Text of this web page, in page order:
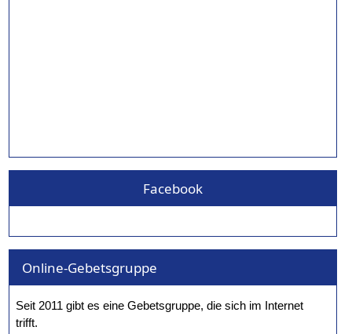
Facebook
Online-Gebetsgruppe
Seit 2011 gibt es eine Gebetsgruppe, die sich im Internet
trifft.